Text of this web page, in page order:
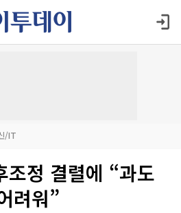
/IT
조정 결렬에 “과도
려워”